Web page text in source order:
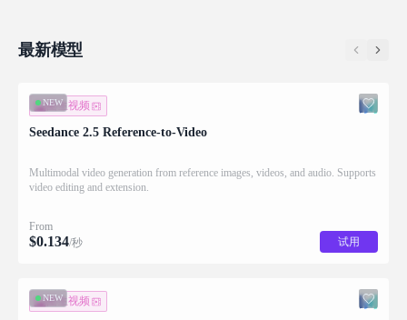
最新模型
NEW
图生视频
Seedance 2.5 Reference-to-Video
Multimodal video generation from reference images, videos, and audio. Supports
video editing and extension.
From
$0.134/秒 试用
NEW
图生视频